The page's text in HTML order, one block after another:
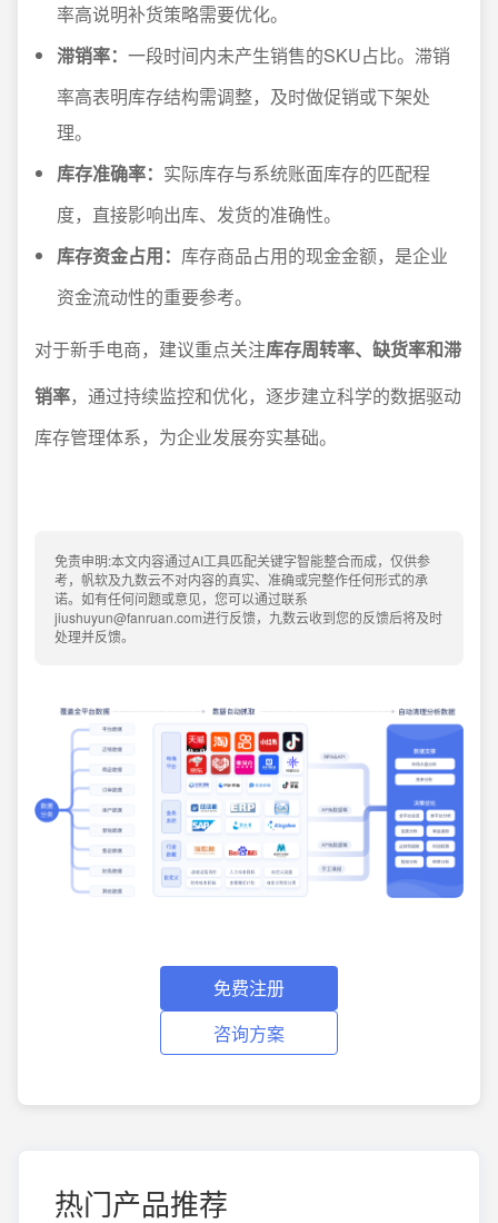
率高说明补货策略需要优化。
滞销率： 一段时间内未产生销售的SKU占比。滞销
率高表明库存结构需调整，及时做促销或下架处
理。
库存准确率： 实际库存与系统账面库存的匹配程
度，直接影响出库、发货的准确性。
库存资金占用： 库存商品占用的现金金额，是企业
资金流动性的重要参考。
对于新手电商，建议重点关注库存周转率、缺货率和滞
销率，通过持续监控和优化，逐步建立科学的数据驱动
库存管理体系，为企业发展夯实基础。
免责申明:本文内容通过AI工具匹配关键字智能整合而成，仅供参
考，帆软及九数云不对内容的真实、准确或完整作任何形式的承
诺。如有任何问题或意见，您可以通过联系
jiushuyun@fanruan.com进行反馈，九数云收到您的反馈后将及时
处理并反馈。
免费注册
咨询方案
热门产品推荐